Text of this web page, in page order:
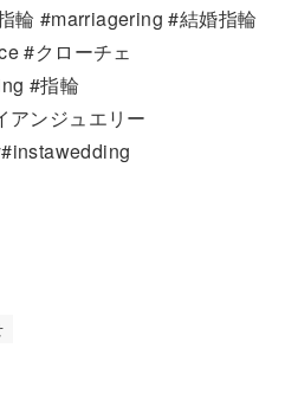
輪 #marriagering #結婚指輪
#クローチェ
#指輪
ンジュエリー